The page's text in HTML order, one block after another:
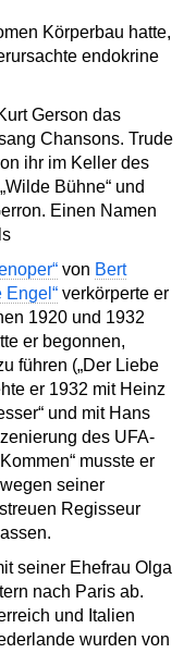
Körperbau hatte,
endokrine
Gerson das
Chansons. Trude
ihr im Keller des
Bühne“ und
Einen Namen
von Bert
Engel“ verkörperte er
1920 und 1932
er begonnen,
führen („Der Liebe
er 1932 mit Heinz
und mit Hans
des UFA-
musste er
seiner
Regisseur
seiner Ehefrau Olga
nach Paris ab.
und Italien
wurden von